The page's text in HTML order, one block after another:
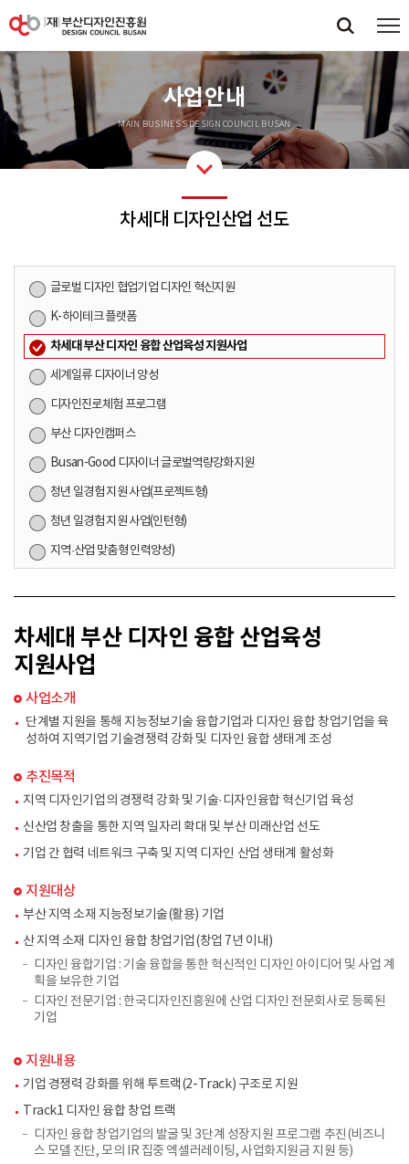
사업안내
MAIN BUSINESS DESIGN COUNCIL BUSAN
차세대 디자인산업 선도
글로벌 디자인 협업기업 디자인 혁신지원
K-하이테크 플랫폼
차세대 부산 디자인 융합 산업육성 지원사업
세계일류 디자이너 양성
디자인진로체험 프로그램
부산 디자인캠퍼스
Busan-Good 디자이너 글로벌역량강화지원
청년 일경험 지원 사업(프로젝트형)
청년 일경험 지원 사업(인턴형)
지역·산업 맞춤형 인력양성)
차세대 부산 디자인 융합 산업육성
지원사업
사업소개
단계별 지원을 통해 지능정보기술 융합기업과 디자인 융합 창업기업을 육
성하여 지역기업 기술경쟁력 강화 및 디자인 융합 생태계 조성
추진목적
지역 디자인기업의 경쟁력 강화 및 기술·디자인융합 혁신기업 육성
신산업 창출을 통한 지역 일자리 확대 및 부산 미래산업 선도
기업 간 협력 네트워크 구축 및 지역 디자인 산업 생태계 활성화
지원대상
부산 지역 소재 지능정보기술(활용) 기업
산 지역 소재 디자인 융합 창업기업(창업 7년 이내)
디자인 융합기업 : 기술 융합을 통한 혁신적인 디자인 아이디어 및 사업 계
획을 보유한 기업
디자인 전문기업 : 한국디자인진흥원에 산업 디자인 전문회사로 등록된
기업
지원내용
기업 경쟁력 강화를 위해 투트랙(2-Track) 구조로 지원
Track1 디자인 융합 창업 트랙
디자인 융합 창업기업의 발굴 및 3단계 성장지원 프로그램 추진(비즈니
스 모델 진단, 모의 IR 집중 엑셀러레이팅, 사업화지원금 지원 등)